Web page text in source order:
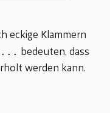
eckige Klammern
... bedeuten, dass
werden kann.